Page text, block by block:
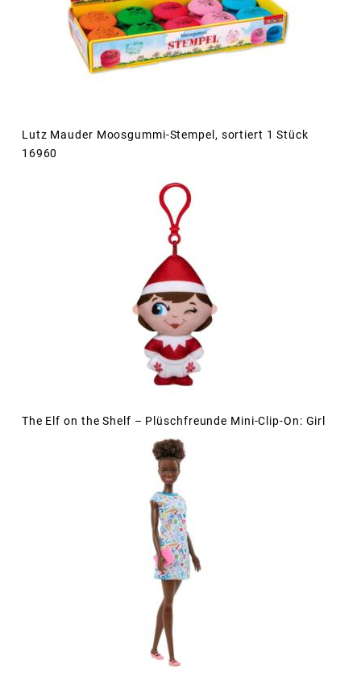
Lutz Mauder Moosgummi-Stempel, sortiert 1 Stück
16960
The Elf on the Shelf – Plüschfreunde Mini-Clip-On: Girl